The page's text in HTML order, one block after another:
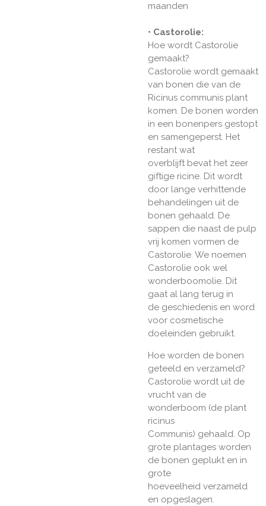
maanden
• Castorolie:
Hoe wordt Castorolie
gemaakt?
Castorolie wordt gemaakt
van bonen die van de
Ricinus communis plant
komen. De bonen worden
in een bonenpers gestopt
en samengeperst. Het
restant wat
overblijft bevat het zeer
giftige ricine. Dit wordt
door lange verhittende
behandelingen uit de
bonen gehaald. De
sappen die naast de pulp
vrij komen vormen de
Castorolie. We noemen
Castorolie ook wel
wonderboomolie. Dit
gaat al lang terug in
de geschiedenis en word
voor cosmetische
doeleinden gebruikt.
Hoe worden de bonen
geteeld en verzameld?
Castorolie wordt uit de
vrucht van de
wonderboom (de plant
ricinus
Communis) gehaald. Op
grote plantages worden
de bonen geplukt en in
grote
hoeveelheid verzameld
en opgeslagen.